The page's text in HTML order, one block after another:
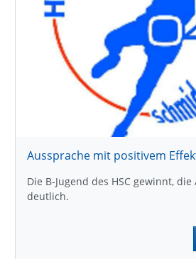
Aussprache mit positivem
Die B-Jugend des HSC gewinnt,
deutlich.